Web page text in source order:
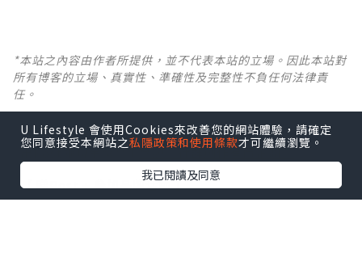
*本站之內容由作者所提供，並不代表本站的立場。因此本站對
所有博客的立場、真實性、準確性及完整性不負任何法律責
任。
【 U Creator 招募 】
出Post賺現金獎賞 l登記《社群創作有價企劃》
【 睇Post + 參加品牌活動 】
瀏覽更多社群打卡丶旅遊丶美食丶親子丶寵物丶扮靚
U Lifestyle 會使用Cookies來改善您的網站體驗，請確定
您同意接受本網站之私隱政策和使用條款才可繼續瀏覽。
我已閱讀及同意